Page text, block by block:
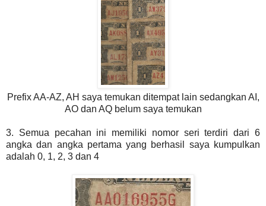
Prefix AA-AZ, AH saya temukan ditempat lain sedangkan AI,
AO dan AQ belum saya temukan
3. Semua pecahan ini memiliki nomor seri terdiri dari 6
angka dan angka pertama yang berhasil saya kumpulkan
adalah 0, 1, 2, 3 dan 4